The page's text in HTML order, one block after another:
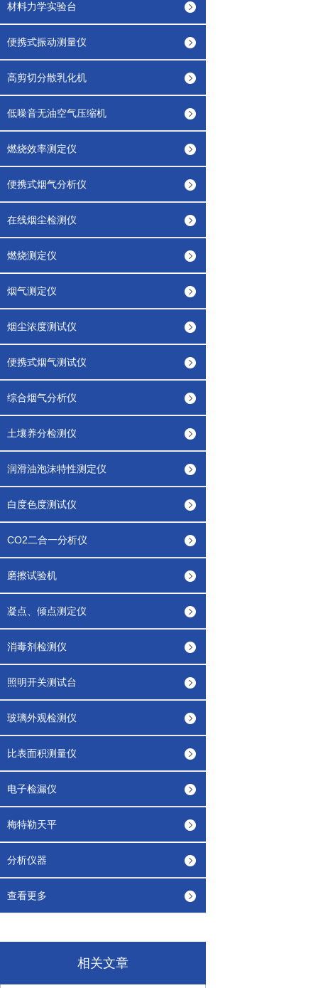
材料力学实验台
便携式振动测量仪
高剪切分散乳化机
低噪音无油空气压缩机
燃烧效率测定仪
便携式烟气分析仪
在线烟尘检测仪
燃烧测定仪
烟气测定仪
烟尘浓度测试仪
便携式烟气测试仪
综合烟气分析仪
土壤养分检测仪
润滑油泡沫特性测定仪
白度色度测试仪
CO2二合一分析仪
磨擦试验机
凝点、倾点测定仪
消毒剂检测仪
照明开关测试台
玻璃外观检测仪
比表面积测量仪
电子检漏仪
梅特勒天平
分析仪器
查看更多
相关文章